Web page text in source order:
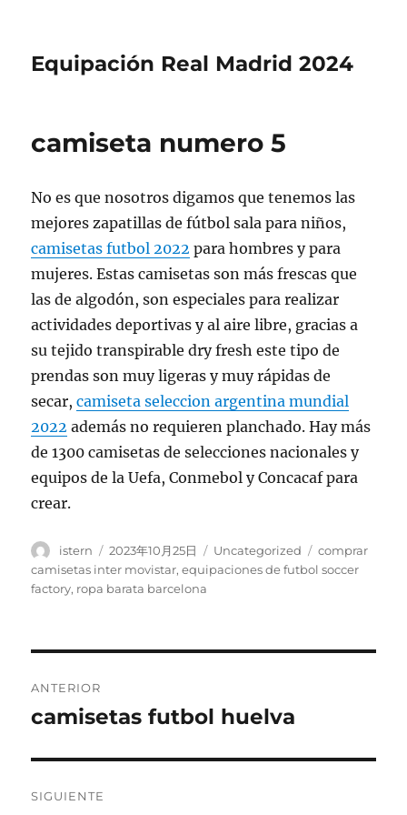
Equipación Real Madrid 2024
camiseta numero 5
No es que nosotros digamos que tenemos las
mejores zapatillas de fútbol sala para niños,
camisetas futbol 2022 para hombres y para
mujeres. Estas camisetas son más frescas que
las de algodón, son especiales para realizar
actividades deportivas y al aire libre, gracias a
su tejido transpirable dry fresh este tipo de
prendas son muy ligeras y muy rápidas de
secar,camiseta seleccion argentina mundial
2022 además no requieren planchado. Hay más
de 1300 camisetas de selecciones nacionales y
equipos de la Uefa, Conmebol y Concacaf para
crear.
Autor
istern
Publicado
el
2023年10月25日 Categorías
Uncategorized Etiquetas
comprar
camisetas inter movistar,equipaciones de futbol soccer
factory, ropa barata barcelona
de
ANTERIOR
Entrada
camisetas futbol huelva
SIGUIENTE